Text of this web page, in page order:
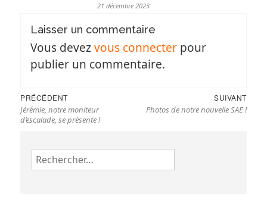
21 décembre 2023
Laisser un commentaire
Vous devezvous connecterpour
publier un commentaire.
Navigation
de
l’article
PRÉCÉDENTPrevious
post:
Jérémie, notre moniteur
d’escalade, se présente !
SUIVANT
Photos de notre nouvelle SAE !
Rechercher :